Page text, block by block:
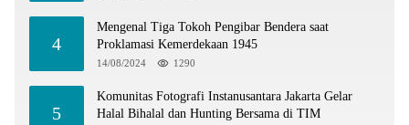
4
Mengenal Tiga Tokoh Pengibar Bendera saat
Proklamasi Kemerdekaan 1945
14/08/2024 1290
5
Komunitas Fotografi Instanusantara Jakarta Gelar
Halal Bihalal dan Hunting Bersama di TIM